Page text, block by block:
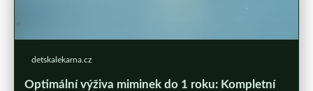
detskalekarna.cz
Optimální výživa miminek do 1 roku: Kompletní